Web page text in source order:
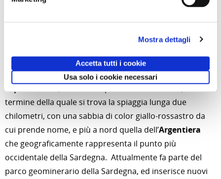
Mostra dettagli
Accetta tutti i cookie
Usa solo i cookie necessari
residenziale, sono assolutamente da vedere la baia del
Porticciolo,
insenatura rivolta a sud ovest oasi di
tranquillità (considerate che è settembre);la spiaggia
termine della quale si trova la spiaggia lunga due
chilometri, con una sabbia di color giallo-rossastro da
cui prende nome, e più a nord quella dell’Argentiera
che geograficamente rappresenta il punto più
occidentale della Sardegna. Attualmente fa parte del
parco geominerario della Sardegna, ed inserisce nuovi